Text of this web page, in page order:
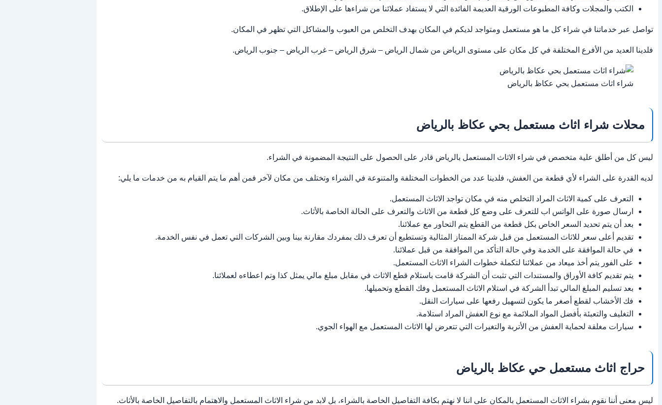
الكتب والمجلات وكافة المطبوعات الورقية العديمة الفائدة التي لا يستفاد عملائنا من شراءها على الإطلاق.
تواصل عبر خدماتنا في شراء كل ما هو مستعمل ومتواجد لديكم في المكان بهدف التخلص من العيوب والمشاكل التي تظهر في المكان.
فلدينا العديد من الأفرع المختلفة في كل مكان على مستوى الرياض من شمال الرياض – شرق الرياض – غرب الرياض – جنوب الرياض.
شراء اثاث مستعمل بحي عكاظ بالرياض
محلات شراء اثاث مستعمل بحي عكاظ بالرياض
ليس كل من أطلق علية متخصص في شراء الاثاث المستعمل بالرياض قادر على الحصول على النتيجة المضمونة في الشراء.
لديه القدرة على الشراء لأي قطعة من العفش، فلدينا عدد من الخطوات المختلفة والمتنوعة في الشراء وتختلف من مكان لآخر فمن أهم ما يتم القيام به من خدمات ما يلي:
التعرف على كمية الاثاث المراد التخلص منه في مكان تواجد الاثاث المستعمل.
ارسال صورة على الواتس اب للتعرف على وضع كل قطعة من الاثاث والتعرف على الحالة الخاصة بالأثاث.
بعد أن يتم تحديد السعر الخاص بكل قطعة من القطع يتم التحاور مع عملائنا.
تقديم أعلى سعر للاثاث المستعمل من قبل شركة الممتاز المثالية وتستطيع أن تعرف ذلك بمفردك مقارنة بينا وبين الشركات التي تعمل في نفس الخدمة.
في حالة الموافقة على الخدمة وفي حالة التأكد من الموافقة من قبل عملائنا.
على الفور يتم أخذ ميعاد من عملائنا لتكملة خطوات الشراء الاثاث المستعمل.
يتم تقديم كافة الأوراق والمستندات التي تثبت أن الشركة قامت باستلام قطع الاثاث في مقابل مبلغ مالي يمثل كذا وتم اعطاءه لعملائنا.
بعد تسليم المبلغ المالي تبدأ الشركة في استلام الاثاث المستعمل وفك القطع وتحميلها.
فك الأخشاب لقطع أصغر ما يكون لتسهيل رفعها على سيارات النقل.
التغليف والتعبئة بأفضل المواد الملائمة مع نوع العفش المراد استلامة.
سيارات مغلقة لحماية العفش من الأتربة والتغيرات التي تتعرض لها الاثاث المستعمل مع الهواء الجوي.
حراج اثاث مستعمل حي عكاظ بالرياض
ليس معنى أننا نقوم بشراء الاثاث المستعمل بالمكان على اننا لا نهتم بكافة التفاصيل الخاصة بالشراء، بل لابد من شراء الاثاث المستعمل والاهتمام بالتفاصيل الخاصة بالأثاث.